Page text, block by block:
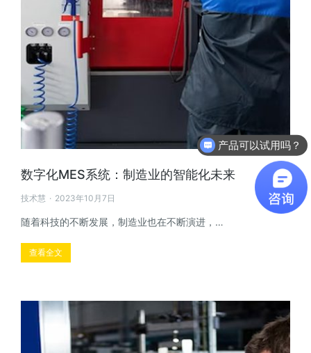
数字化MES系统：制造业的智能化未来
技术慧 2023年10月7日
随着科技的不断发展，制造业也在不断演进，…
查看全文
软件有折扣吗？